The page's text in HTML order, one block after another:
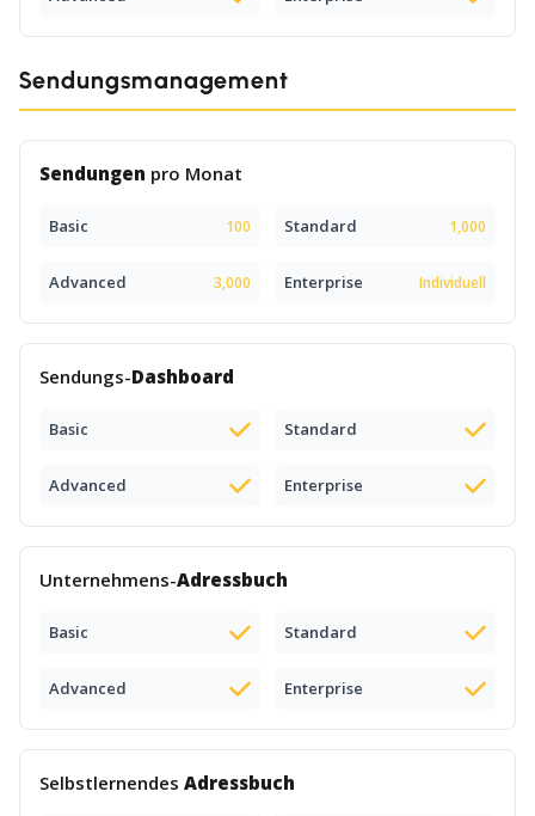
Sendungsmanagement
Sendungen pro Monat
Basic 100 Standard 1,000
Advanced 3,000 Enterprise Individuell
Sendungs-Dashboard
Basic Standard
Advanced Enterprise
Unternehmens-Adressbuch
Basic Standard
Advanced Enterprise
Selbstlernendes Adressbuch